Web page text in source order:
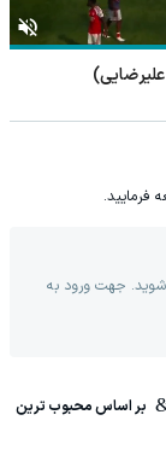
فرمایید.
شوید. جهت ورود به
بر اساس محبوب ترین